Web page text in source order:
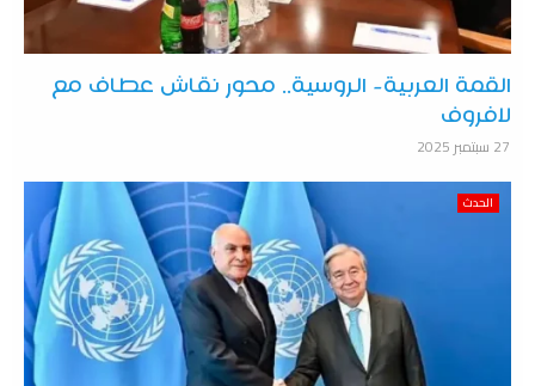
القمة العربية- الروسية.. محور نقاش عطاف مع
لافروف
27 سبتمبر 2025
الحدث